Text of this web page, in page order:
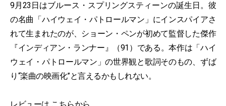
9月23日はブルース・スプリングスティーンの誕生日。彼
の名曲「ハイウェイ・パトロールマン」にインスパイアさ
れて生まれたのが、ショーン・ペンが初めて監督した傑作
『インディアン・ランナー』（91）である。本作は「ハイ
ウェイ・パトロールマン」の世界観と歌詞そのもの、ずば
り“楽曲の映画化”と言えるかもしれない。